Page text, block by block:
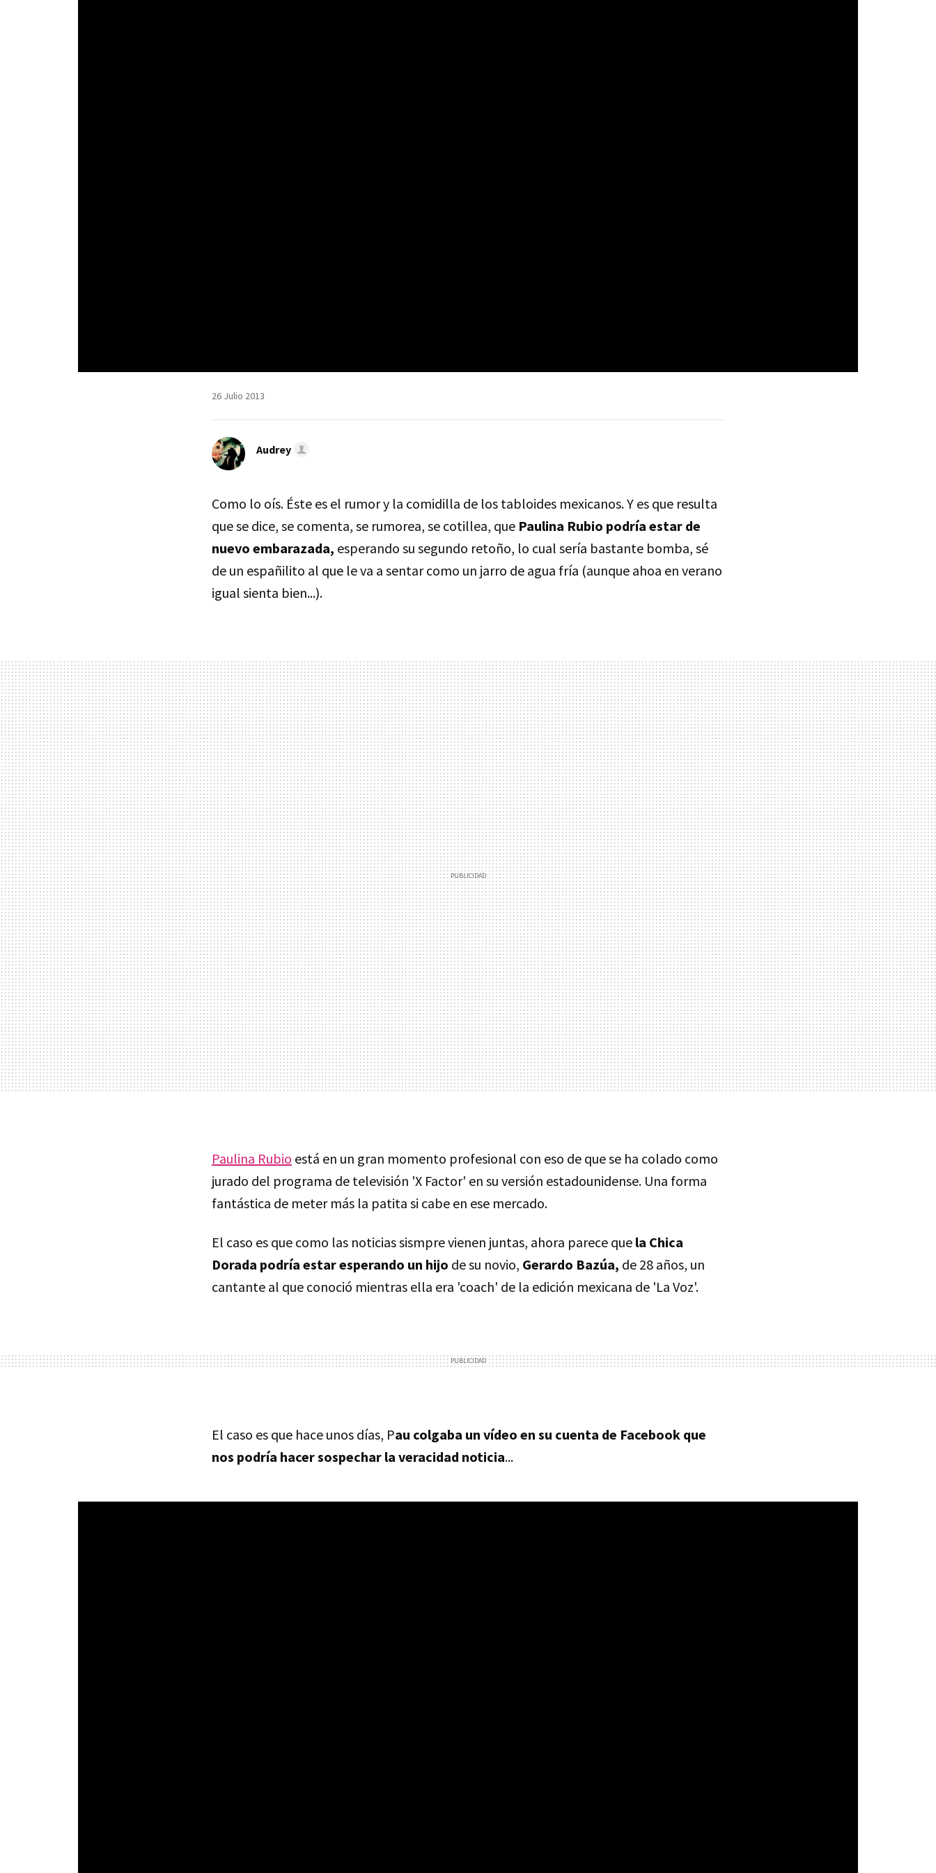
26 Julio 2013
Audrey
Como lo oís. Éste es el rumor y la comidilla de los tabloides mexicanos. Y es que resulta
que se dice, se comenta, se rumorea, se cotillea, que Paulina Rubio podría estar de
nuevo embarazada, esperando su segundo retoño, lo cual sería bastante bomba, sé
de un españilito al que le va a sentar como un jarro de agua fría (aunque ahoa en verano
igual sienta bien...).
Paulina Rubio está en un gran momento profesional con eso de que se ha colado como
jurado del programa de televisión 'X Factor' en su versión estadounidense. Una forma
fantástica de meter más la patita si cabe en ese mercado.
El caso es que como las noticias sismpre vienen juntas, ahora parece que la Chica
Dorada podría estar esperando un hijo de su novio, Gerardo Bazúa, de 28 años, un
cantante al que conoció mientras ella era 'coach' de la edición mexicana de 'La Voz'.
El caso es que hace unos días, Pau colgaba un vídeo en su cuenta de Facebook que
nos podría hacer sospechar la veracidad noticia...